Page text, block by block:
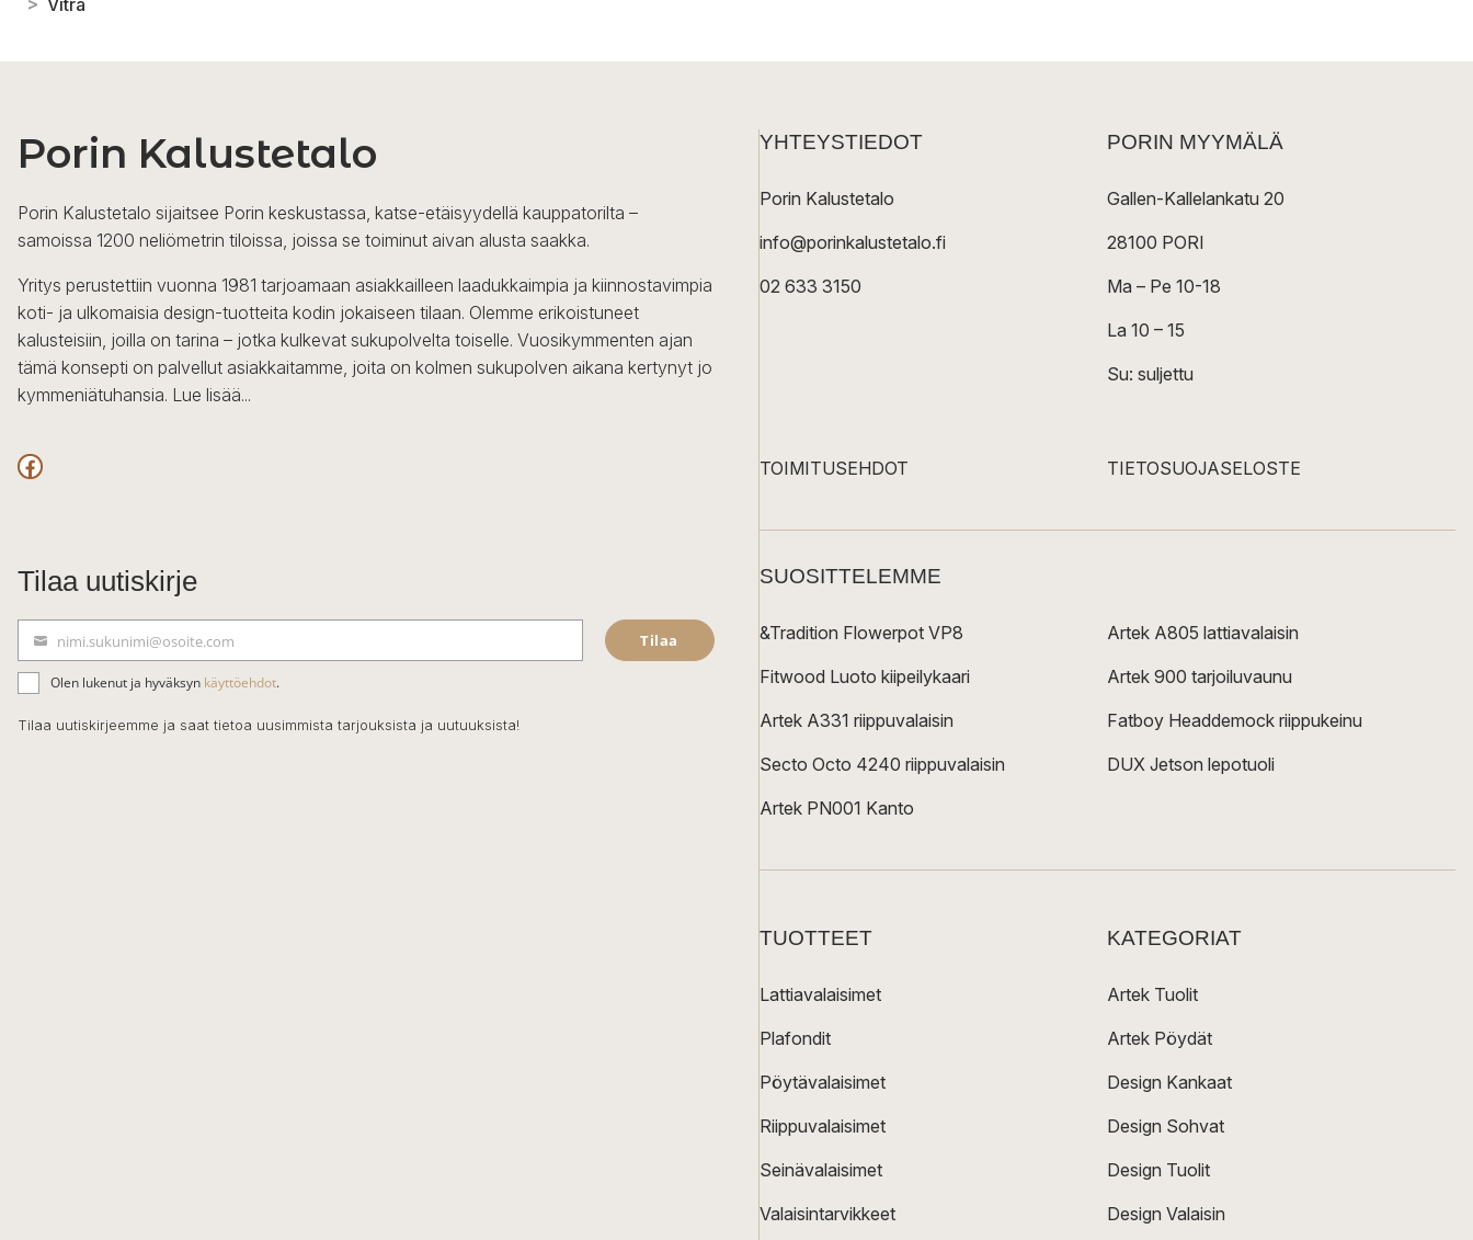
Porin Kalustetalo
Porin Kalustetalo sijaitsee Porin keskustassa, katse-etäisyydellä kauppatorilta –
samoissa 1200 neliömetrin tiloissa, joissa se toiminut aivan alusta saakka.
Yritys perustettiin vuonna 1981 tarjoamaan asiakkailleen laadukkaimpia ja kiinnostavimpia
koti- ja ulkomaisia design-tuotteita kodin jokaiseen tilaan. Olemme erikoistuneet
kalusteisiin, joilla on tarina – jotka kulkevat sukupolvelta toiselle. Vuosikymmenten ajan
tämä konsepti on palvellut asiakkaitamme, joita on kolmen sukupolven aikana kertynyt jo
kymmeniätuhansia. Lue lisää...
Facebook
Tilaa uutiskirje
ä
h
k
nimi.sukunimi@osoite.com Tilaa
Olen lukenut ja hyväksyn käyttöehdot.
Tilaa uutiskirjeemme ja saat tietoa uusimmista tarjouksista ja uutuuksista!
YHTEYSTIEDOT
Porin Kalustetalo
info@porinkalustetalo.fi
02 633 3150
PORIN MYYMÄLÄ
Gallen-Kallelankatu 20
28100 PORI
Ma – Pe 10-18
La 10 – 15
Su: suljettu
TOIMITUSEHDOT TIETOSUOJASELOSTE
SUOSITTELEMME
&Tradition Flowerpot VP8
Fitwood Luoto kiipeilykaari
Artek A331 riippuvalaisin
Secto Octo 4240 riippuvalaisin
Artek PN001 Kanto
Artek A805 lattiavalaisin
Artek 900 tarjoiluvaunu
Fatboy Headdemock riippukeinu
DUX Jetson lepotuoli
TUOTTEET
Lattiavalaisimet
Plafondit
Pöytävalaisimet
Riippuvalaisimet
Seinävalaisimet
Valaisintarvikkeet
KATEGORIAT
Artek Tuolit
Artek Pöydät
Design Kankaat
Design Sohvat
Design Tuolit
Design Valaisin